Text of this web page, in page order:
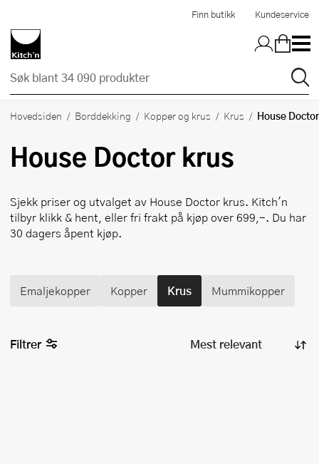
Finn butikk Kundeservice
Hovedsiden Borddekking Kopper og krus Krus House Doctor
House Doctor krus
Sjekk priser og utvalget av House Doctor krus. Kitch'n
tilbyr klikk & hent, eller fri frakt på kjøp over 699,-. Du har
30 dagers åpent kjøp.
Emaljekopper Kopper Krus Mummikopper
Filtrer